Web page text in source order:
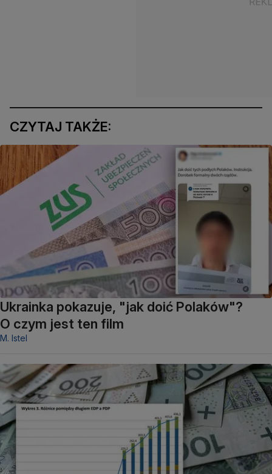
CZYTAJ TAKŻE:
Ukrainka pokazuje, "jak doić Polaków"?
O czym jest ten film
M. Istel